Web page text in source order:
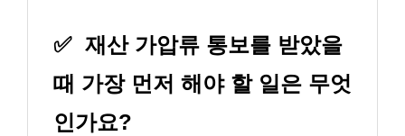
✅ 재산 가압류 통보를 받았을
때 가장 먼저 해야 할 일은 무엇
인가요?